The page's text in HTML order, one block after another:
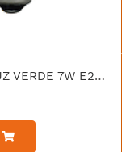
[OP-3A65G] OPALUX FOCO LED LUZ VERDE 7W E27 100-240VAC 50/60HZ